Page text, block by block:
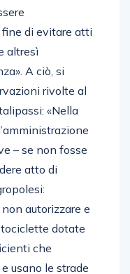
di evitare atti
altresì
A ciò, si
rivolte al
«Nella
– se non fosse
atto di
autorizzare e
dotate
che
usano le strade